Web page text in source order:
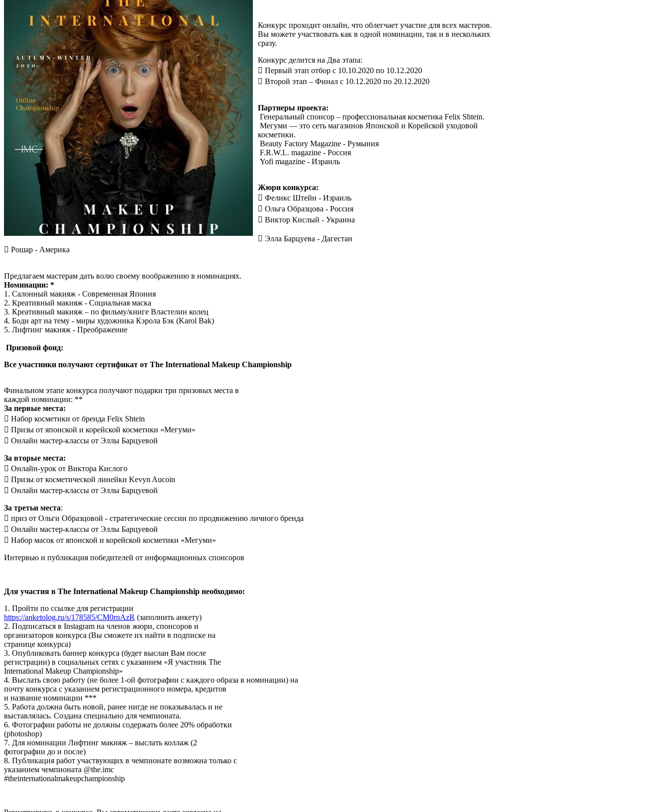
Конкурс проходит онлайн, что облегчает участие для всех мастеров.
Вы можете участвовать как в одной номинации, так и в нескольких
сразу.
Конкурс делится на Два этапа:
 Первый этап отбор с 10.10.2020 по 10.12.2020
 Второй этап – Финал с 10.12.2020 по 20.12.2020
Партнеры проекта:
Генеральный спонсор – профессиональная косметика Felix Shtein.
Мегуми — это сеть магазинов Японской и Корейской уходовой
косметики.
Beauty Factory Magazine - Румыния
F.R.W.L. magazine - Россия
Yofi magazine - Израиль
Жюри конкурса:
 Феликс Штейн - Израиль
 Ольга Образцова - Россия
 Виктор Кислый - Украина
 Элла Барцуева - Дагестан
 Рошар - Америка
Предлагаем мастерам дать волю своему воображению в номинациях.
Номинации: *
1. Салонный макияж - Современная Япония
2. Креативный макияж - Социальная маска
3. Креативный макияж – по фильму/книге Властелин колец
4. Боди арт на тему - миры художника Кэрола Бэк (Karol Bak)
5. Лифтинг макияж - Преображение
Призовой фонд:
Все участники получают сертификат от The International Makeup Championship
Финальном этапе конкурса получают подарки три призовых места в
каждой номинации: **
За первые места:
 Набор косметики от бренда Felix Shtein
 Призы от японской и корейской косметики «Мегуми»
 Онлайн мастер-классы от Эллы Барцуевой
За вторые места:
 Онлайн-урок от Виктора Кислого
 Призы от косметической линейки Kevyn Aucoin
 Онлайн мастер-классы от Эллы Барцуевой
За третьи места:
 приз от Ольги Образцовой - стратегические сессии по продвижению личного бренда
 Онлайн мастер-классы от Эллы Барцуевой
 Набор масок от японской и корейской косметики «Мегуми»
Интервью и публикация победителей от информационных спонсоров
Для участия в The International Makeup Championship необходимо:
1. Пройти по ссылке для регистрации
https://anketolog.ru/s/178585/CM0rnAzR (заполнить анкету)
2. Подписаться в Instagram на членов жюри, спонсоров и
организаторов конкурса (Вы сможете их найти в подписке на
странице конкурса)
3. Опубликовать баннер конкурса (будет выслан Вам после
регистрации) в социальных сетях с указанием «Я участник The
International Makeup Championship»
4. Выслать свою работу (не более 1-ой фотографии с каждого образа в номинации) на
почту конкурса с указанием регистрационного номера, кредитов
и название номинации ***
5. Работа должна быть новой, ранее нигде не показывалась и не
выставлялась. Создана специально для чемпионата.
6. Фотографии работы не должны содержать более 20% обработки
(photoshop)
7. Для номинации Лифтинг макияж – выслать коллаж (2
фотографии до и после)
8. Публикация работ участвующих в чемпионате возможна только с
указанием чемпионата @the.imc
#theinternationalmakeupchampionship